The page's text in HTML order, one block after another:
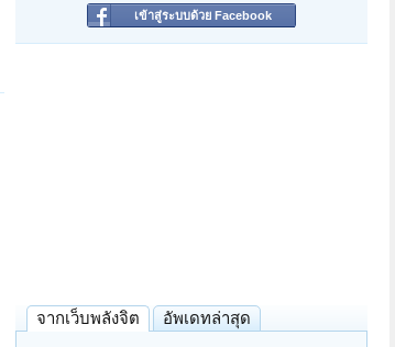
เข้าสู่ระบบด้วย Facebook
จากเว็บพลังจิต อัพเดทล่าสุด